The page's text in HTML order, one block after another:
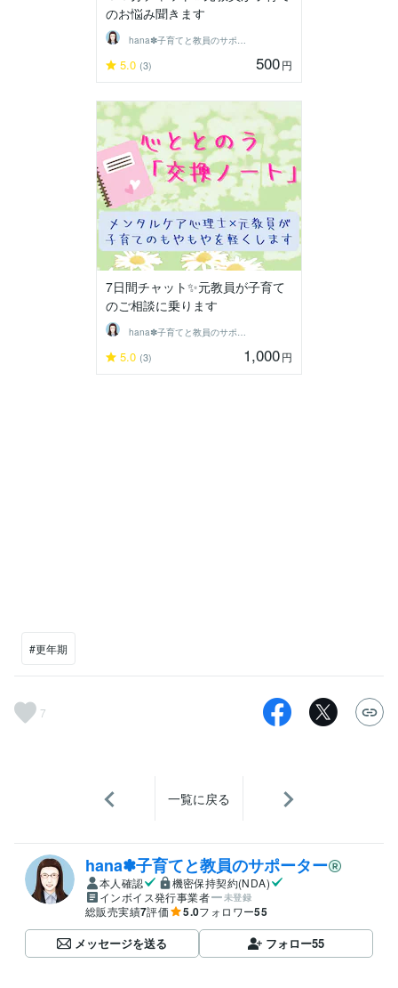
のお悩み聞きます
hana✽子育てと教員のサポーター
5.0 (3) 500円
7日間チャット✨元教員が子育て
のご相談に乗ります
hana✽子育てと教員のサポーター
5.0 (3) 1,000円
#更年期
7
一覧に戻る
hana✽子育てと教員のサポーター
本人確認
機密保持契約(NDA)
インボイス発行事業者
未登録
総販売実績7評価 5.0フォロワー55
メッセージを送る フォロー55